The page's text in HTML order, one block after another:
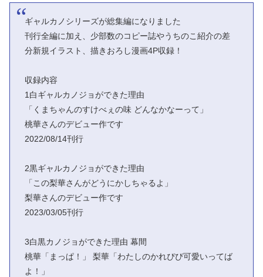
ギャルカノシリーズが総集編になりました
刊行全編に加え、少部数のコピー誌やうちのこ紹介の差
分新規イラスト、描きおろし漫画4P収録！
収録内容
1白ギャルカノジョができた理由
「くまちゃんのすけべぇの味 どんなかなーって」
桃華さんのデビュー作です
2022/08/14刊行
2黒ギャルカノジョができた理由
「この梨華さんがどうにかしちゃるよ」
梨華さんのデビュー作です
2023/03/05刊行
3白黒カノジョができた理由 幕間
桃華「まっぱ！」 梨華「わたしのかれぴぴ可愛いってば
よ！」